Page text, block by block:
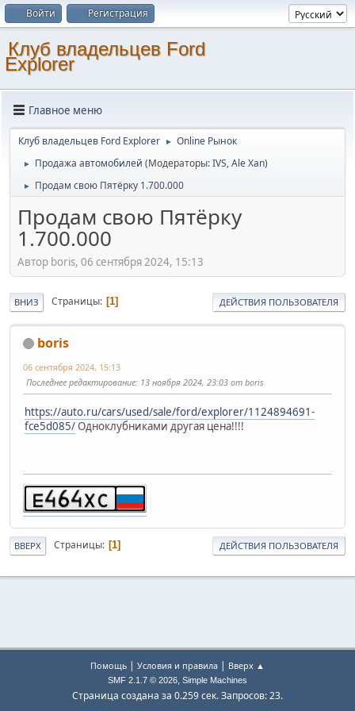
Войти Регистрация
Клуб владельцев Ford
Explorer
Главное меню
Клуб владельцев Ford Explorer ► Online Рынок
► Продажа автомобилей (Модераторы:IVS,Ale Xan)
► Продам свою Пятёрку 1.700.000
Продам свою Пятёрку
1.700.000
Автор boris, 06 сентября 2024, 15:13
ВНИЗ Страницы 1 ДЕЙСТВИЯ ПОЛЬЗОВАТЕЛЯ
boris
06 сентября 2024, 15:13
Последнее редактирование: 13 ноября 2024, 23:03 от boris
https://auto.ru/cars/used/sale/ford/explorer/1124894691-
fce5d085/Одноклубниками другая цена!!!!
ВВЕРХ Страницы 1 ДЕЙСТВИЯ ПОЛЬЗОВАТЕЛЯ
Помощь | Условия и правила | Вверх ▲
SMF 2.1.7 © 2026, Simple Machines
Страница создана за 0.259 сек. Запросов: 23.